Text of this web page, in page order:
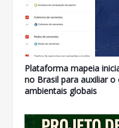
Plataforma mapeia
no Brasil para auxiliar
ambientais globais